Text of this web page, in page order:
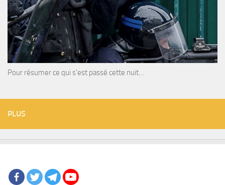
Pour résumer ce qui s’est passé cette nuit…
PLUS